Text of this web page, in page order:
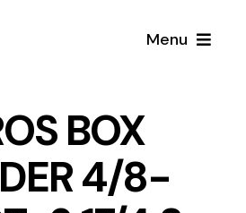
Menu
Noticias
BOX
4/8-